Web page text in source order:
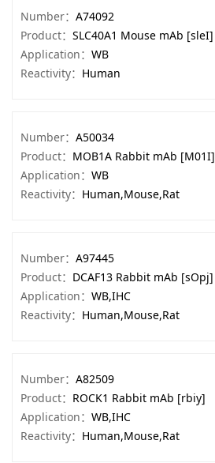
Number： A74092
Product： SLC40A1 Mouse mAb [sleI]
Application： WB
Reactivity： Human
Number： A50034
Product： MOB1A Rabbit mAb [M01I]
Application： WB
Reactivity： Human,Mouse,Rat
Number： A97445
Product： DCAF13 Rabbit mAb [sOpj]
Application： WB,IHC
Reactivity： Human,Mouse,Rat
Number： A82509
Product： ROCK1 Rabbit mAb [rbiy]
Application： WB,IHC
Reactivity： Human,Mouse,Rat